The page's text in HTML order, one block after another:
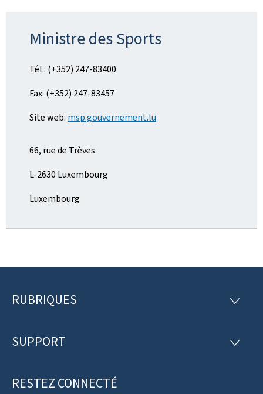
Ministre des Sports
Tél.: (+352) 247-83400
Fax: (+352) 247-83457
Site web: msp.gouvernement.lu
66, rue de Trèves
L-2630 Luxembourg
Luxembourg
P
e
d
RUBRIQUES
R
R
SUPPORT
S
RESTEZ CONNECTÉ